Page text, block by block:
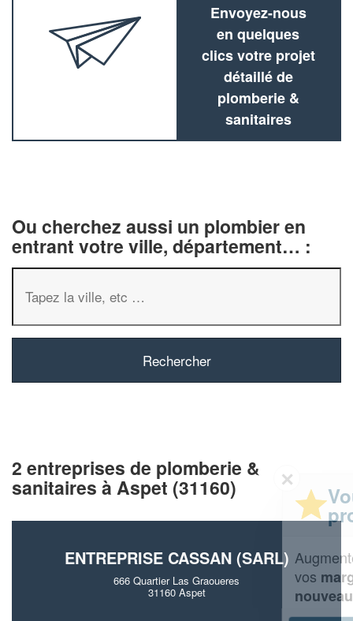
Envoyez-nous
en quelques
clics votre projet
détaillé de
plomberie &
sanitaires
Ou cherchez aussi un plombier en
entrant votre ville, département… :
2 entreprises de plomberie &
sanitaires à Aspet (31160)
ENTREPRISE CASSAN (SARL)
666 Quartier Las Graoueres
31160 Aspet
✕
Vous êtes un
professionnel ?
Augmentez votrechiffre d'affaireset
vosmargestout en gagnant de
nouveaux clients